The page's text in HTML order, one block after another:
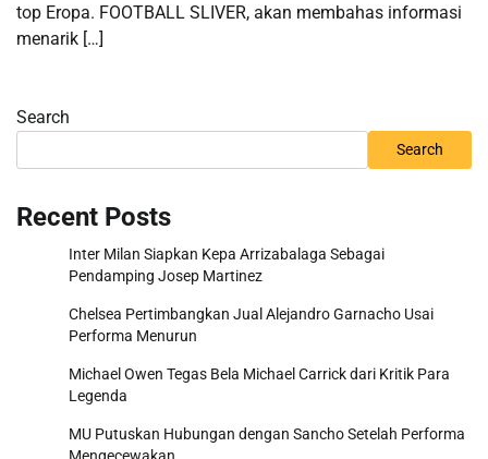
top Eropa. FOOTBALL SLIVER, akan membahas informasi
menarik […]
Search
Search
Recent Posts
Inter Milan Siapkan Kepa Arrizabalaga Sebagai
Pendamping Josep Martinez
Chelsea Pertimbangkan Jual Alejandro Garnacho Usai
Performa Menurun
Michael Owen Tegas Bela Michael Carrick dari Kritik Para
Legenda
MU Putuskan Hubungan dengan Sancho Setelah Performa
Mengecewakan